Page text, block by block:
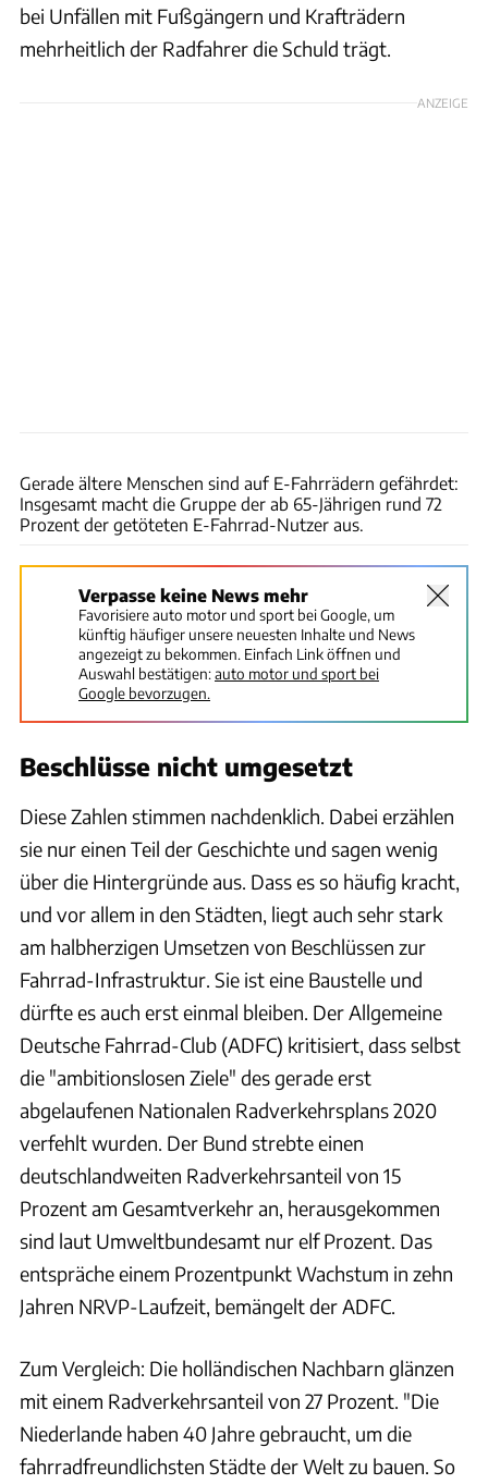
bei Unfällen mit Fußgängern und Krafträdern
mehrheitlich der Radfahrer die Schuld trägt.
ANZEIGE
Gerade ältere Menschen sind auf E-Fahrrädern gefährdet:
Insgesamt macht die Gruppe der ab 65-Jährigen rund 72
Prozent der getöteten E-Fahrrad-Nutzer aus.
Verpasse keine News mehr
Favorisiere auto motor und sport bei Google, um
künftig häufiger unsere neuesten Inhalte und News
angezeigt zu bekommen. Einfach Link öffnen und
Auswahl bestätigen:auto motor und sport bei
Google bevorzugen.
Beschlüsse nicht umgesetzt
Diese Zahlen stimmen nachdenklich. Dabei erzählen
sie nur einen Teil der Geschichte und sagen wenig
über die Hintergründe aus. Dass es so häufig kracht,
und vor allem in den Städten, liegt auch sehr stark
am halbherzigen Umsetzen von Beschlüssen zur
Fahrrad-Infrastruktur. Sie ist eine Baustelle und
dürfte es auch erst einmal bleiben. Der Allgemeine
Deutsche Fahrrad-Club (ADFC) kritisiert, dass selbst
die "ambitionslosen Ziele" des gerade erst
abgelaufenen Nationalen Radverkehrsplans 2020
verfehlt wurden. Der Bund strebte einen
deutschlandweiten Radverkehrsanteil von 15
Prozent am Gesamtverkehr an, herausgekommen
sind laut Umweltbundesamt nur elf Prozent. Das
entspräche einem Prozentpunkt Wachstum in zehn
Jahren NRVP-Laufzeit, bemängelt der ADFC.
Zum Vergleich: Die holländischen Nachbarn glänzen
mit einem Radverkehrsanteil von 27 Prozent. "Die
Niederlande haben 40 Jahre gebraucht, um die
fahrradfreundlichsten Städte der Welt zu bauen. So